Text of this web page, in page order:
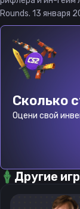
Rounds. 13 января
Сколько
Оцени свой
Другие